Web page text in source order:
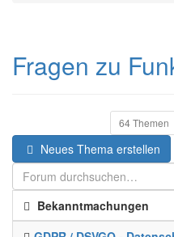
Fragen zu
64 Themen
Neues Thema erstellen
Bekanntmachungen